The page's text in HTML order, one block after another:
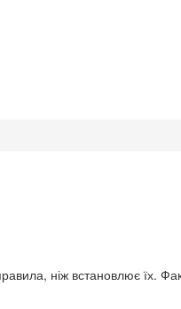
ніж встановлює їх.